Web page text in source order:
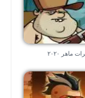
ماهر ٢٠٢٠